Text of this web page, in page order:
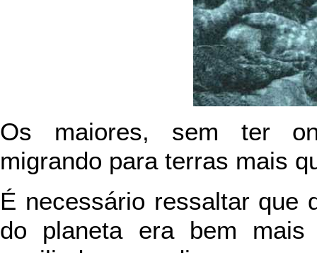
Os maiores, sem ter
migrando para terras mais
É necessário ressaltar que
do planeta era bem